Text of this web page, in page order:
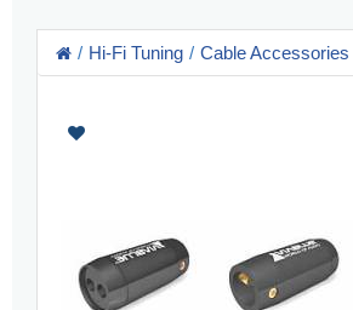
Hi-Fi Tuning Cable Accessories